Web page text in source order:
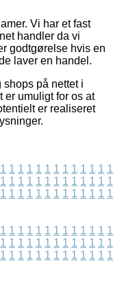
Vi har et fast
handler da vi
godtgørelse hvis en
laver en handel.
shops på nettet i
er umuligt for os at
er realiseret
1 1 1 1 1 1 1 1 1 1 1 1 1
1 1 1 1 1 1 1 1 1 1 1 1 1
1 1 1 1 1 1 1 1 1 1 1 1 1
1 1 1 1 1 1 1 1 1 1 1 1 1
1 1 1 1 1 1 1 1 1 1 1 1 1
1 1 1 1 1 1 1 1 1 1 1 1 1